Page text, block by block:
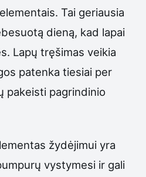
Tai geriausia
dieną, kad lapai
Lapų tręšimas veikia
patenka tiesiai per
pakeisti pagrindinio
žydėjimui yra
vystymesi ir gali